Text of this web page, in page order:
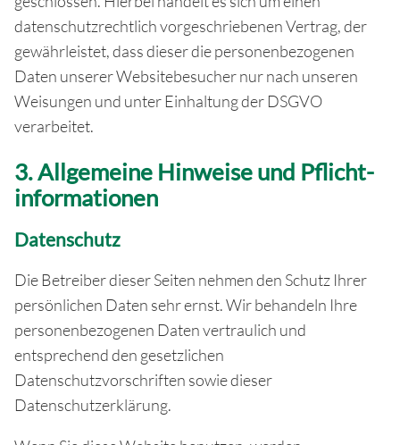
datenschutzrechtlich vorgeschriebenen Vertrag, der
gewährleistet, dass dieser die personenbezogenen
Daten unserer Websitebesucher nur nach unseren
Weisungen und unter Einhaltung der DSGVO
verarbeitet.
3. Allgemeine Hinweise und Pflicht­
informationen
Datenschutz
Die Betreiber dieser Seiten nehmen den Schutz Ihrer
persönlichen Daten sehr ernst. Wir behandeln Ihre
personenbezogenen Daten vertraulich und
entsprechend den gesetzlichen
Datenschutzvorschriften sowie dieser
Datenschutzerklärung.